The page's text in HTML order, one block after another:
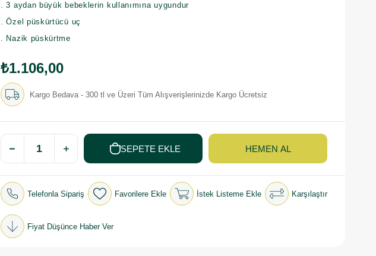
. 3 aydan büyük bebeklerin kullanımına uygundur
. Özel püskürtücü uç
. Nazik püskürtme
₺1.106,00
Kargo Bedava - 300 tl ve Üzeri Tüm Alışverişlerinizde Kargo Ücretsiz
Telefonla Sipariş Favorilere Ekle İstek Listeme Ekle Karşılaştır
Fiyat Düşünce Haber Ver